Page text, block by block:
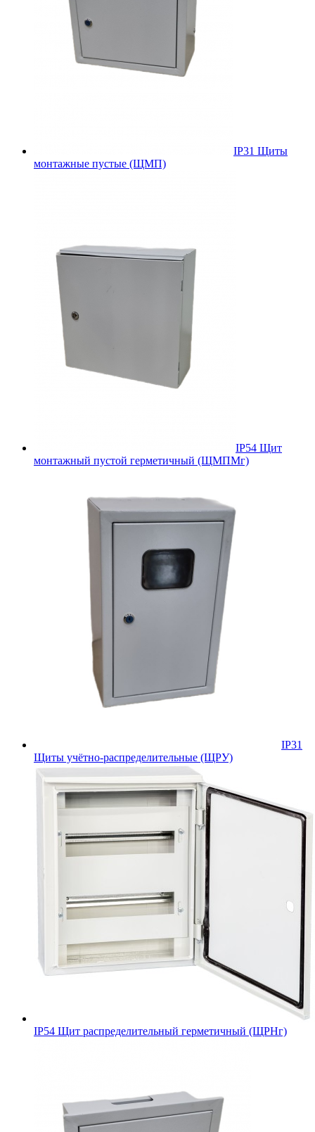
IP31 Щиты
монтажные пустые (ЩМП)
IP54 Щит
монтажный пустой герметичный (ЩМПМг)
IP31
Щиты учётно-распределительные (ЩРУ)
IP54 Щит распределительный герметичный (ЩРНг)